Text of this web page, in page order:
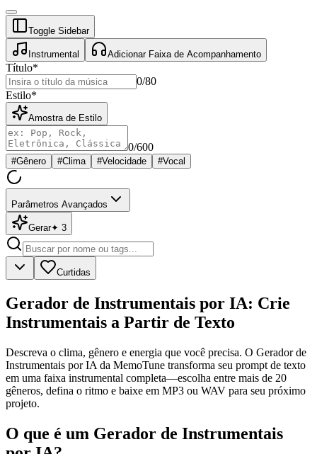
Toggle Sidebar
Instrumental Adicionar Faixa de Acompanhamento
Título*
0/80
Estilo*
Amostra de Estilo
0/600
#Gênero #Clima #Velocidade #Vocal
Parâmetros Avançados
Gerar✦ 3
Curtidas
Gerador de Instrumentais por IA: Crie
Instrumentais a Partir de Texto
Descreva o clima, gênero e energia que você precisa. O Gerador de
Instrumentais por IA da MemoTune transforma seu prompt de texto
em uma faixa instrumental completa—escolha entre mais de 20
gêneros, defina o ritmo e baixe em MP3 ou WAV para seu próximo
projeto.
O que é um Gerador de Instrumentais